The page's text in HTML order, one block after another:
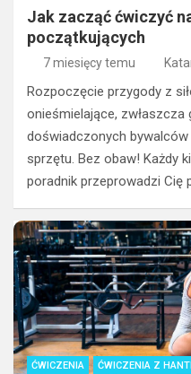
Jak zacząć ćwiczyć
początkujących
7 miesięcy temu
Rozpoczęcie przygody z
onieśmielające, zwłaszcza
doświadczonych
sprzętu. Bez obaw! Każdy
poradnik przeprowadzi Cię
ĆWICZENIA ĆWICZENIA Z